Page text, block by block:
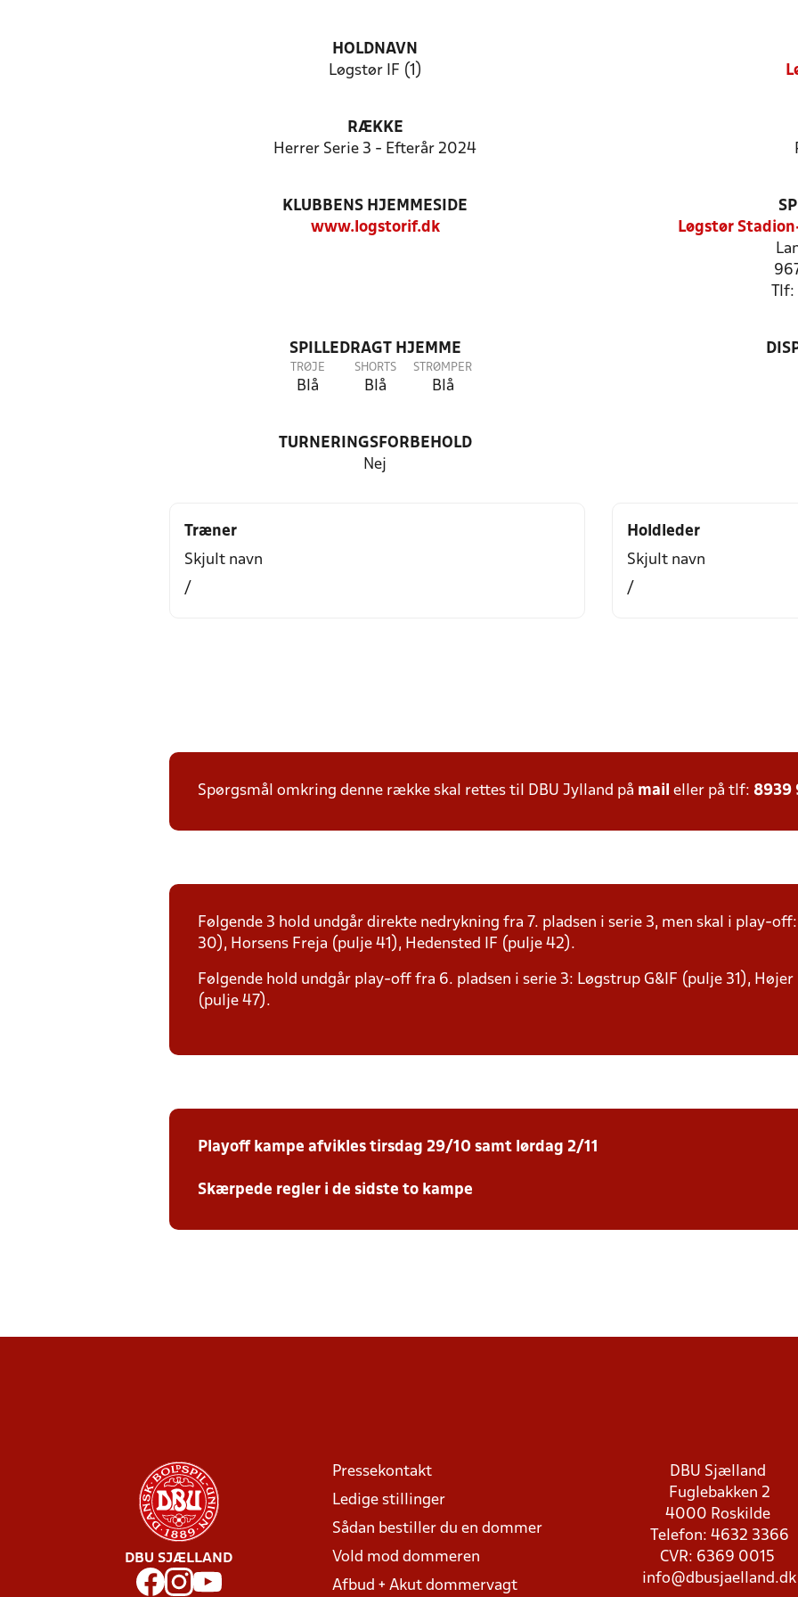
HOLDNAVN
Løgstør IF (1)
RÆKKE
Herrer Serie 3 - Efterår 2024
KLUBBENS HJEMMESIDE
www.logstorif.dk
Løgstør
SPILLEDRAGT HJEMME
TRØJE
Blå
SHORTS
Blå
STRØMPER
Blå
TURNERINGSFORBEHOLD
Nej
Træner
Skjult navn
/
Holdleder
Skjult navn
/
Spørgsmål omkring denne række skal rettes til DBU Jylland på mail eller på tlf: 8939
Følgende 3 hold undgår direkte nedrykning fra 7. pladsen i serie 3, men skal i play-
30), Horsens Freja (pulje 41), Hedensted IF (pulje 42).
Følgende hold undgår play-off fra 6. pladsen i serie 3: Løgstrup G&IF (pulje 31),
(pulje 47).
Playoff kampe afvikles tirsdag 29/10 samt lørdag 2/11
Skærpede regler i de sidste to kampe
DBU SJÆLLAND
Pressekontakt
Ledige stillinger
Sådan bestiller du en dommer
Vold mod dommeren
Afbud + Akut dommervagt
DBU Sjælland
Fuglebakken 2
4000 Roskilde
Telefon: 4632 3366
CVR: 6369 0015
info@dbusjaelland.dk